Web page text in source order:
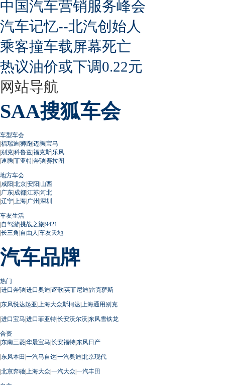
中国汽车营销服务峰会
汽车记忆--北汽创始人
乘客撞车载屏幕死亡
热议油价或下调0.22元
网站导航
SAA搜狐车会
车型车会
|福瑞迪|狮跑|迈腾|宝马
|别克|科鲁兹|福克斯|乐风
|速腾|菲亚特|奔驰|赛拉图
地方车会
|咸阳|北京|安阳|山西
|广东|成都|江苏|河北
|辽宁| 上海|广州 |深圳
车友生活
|自驾游|挑战之旅|9421
|长三角 |自由人 |车友天地
汽车品牌
热门
|进口奔驰|进口奥迪|讴歌|英菲尼迪|雷克萨斯
|东风悦达起亚| 上海大众斯柯达| 上海通用别克
|进口宝马|进口菲亚特|长安沃尔沃|东风雪铁龙
合资
|东南三菱|华晨宝马|长安福特|东风日产
|东风本田 |一汽马自达|一汽奥迪|北京现代
|北京奔驰| 上海大众|一汽大众|一汽丰田